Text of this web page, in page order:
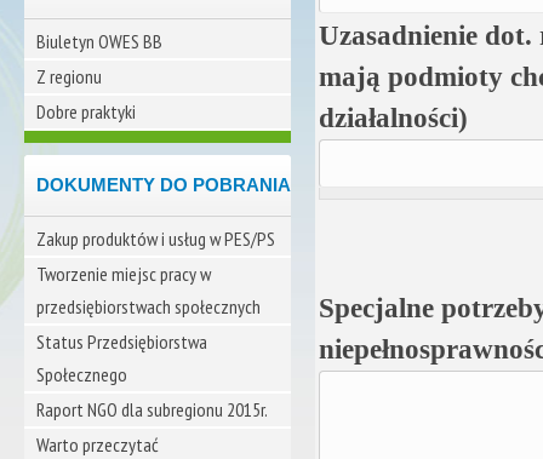
Biuletyn OWES BB
Z regionu
Dobre praktyki
DOKUMENTY DO POBRANIA
Zakup produktów i usług w PES/PS
Tworzenie miejsc pracy w
przedsiębiorstwach społecznych
Status Przedsiębiorstwa
Społecznego
Raport NGO dla subregionu 2015r.
Warto przeczytać
Uzasadnienie
mają podmioty
działalności)
Specjalne